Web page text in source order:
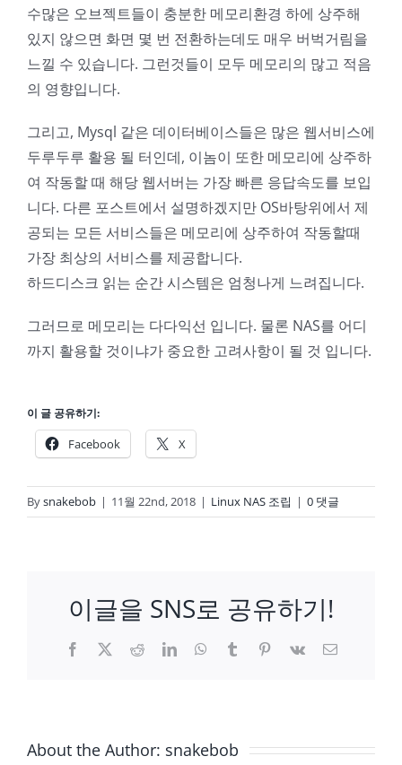
수많은 오브젝트들이 충분한 메모리환경 하에 상주해
있지 않으면 화면 몇 번 전환하는데도 매우 버벅거림을
느낄 수 있습니다. 그런것들이 모두 메모리의 많고 적음
의 영향입니다.
그리고, Mysql 같은 데이터베이스들은 많은 웹서비스에
두루두루 활용 될 터인데, 이놈이 또한 메모리에 상주하
여 작동할 때 해당 웹서버는 가장 빠른 응답속도를 보입
니다. 다른 포스트에서 설명하겠지만 OS바탕위에서 제
공되는 모든 서비스들은 메모리에 상주하여 작동할때
가장 최상의 서비스를 제공합니다.
하드디스크 읽는 순간 시스템은 엄청나게 느려집니다.
그러므로 메모리는 다다익선 입니다. 물론 NAS를 어디
까지 활용할 것이냐가 중요한 고려사항이 될 것 입니다.
이 글 공유하기:
Facebook X
Bysnakebob | 11월 22nd, 2018 | Linux NAS 조립 | 0 댓글
이글을 SNS로 공유하기!
Facebook
X RedditLinkedInWhatsApp
TumblrPinterest
Vk
이
About the Author: snakebob